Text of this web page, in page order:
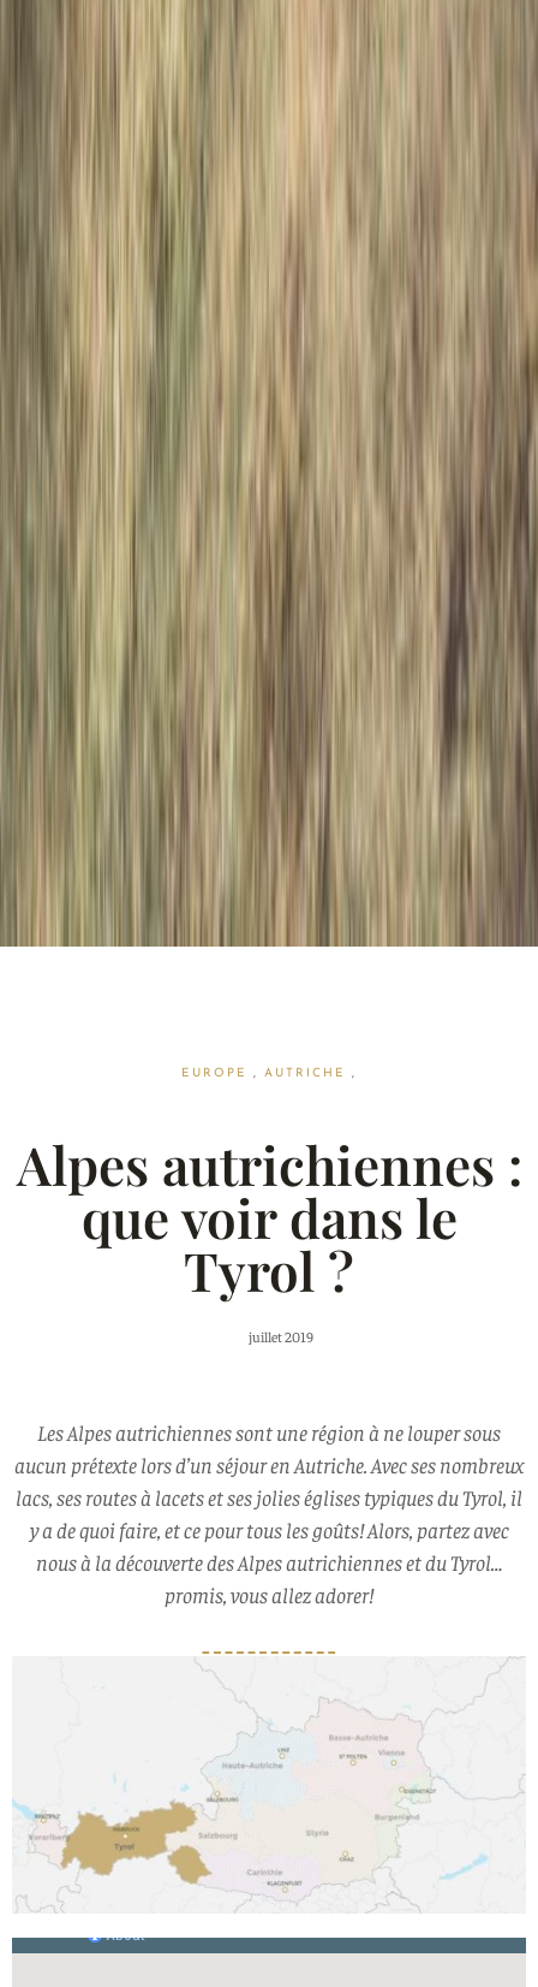
EUROPE , AUTRICHE ,
Alpes autrichiennes :
que voir dans le
Tyrol ?
juillet 2019
Les Alpes autrichiennes sont une région à ne louper sous
aucun prétexte lors d’un séjour en Autriche. Avec ses nombreux
lacs, ses routes à lacets et ses jolies églises typiques du Tyrol, il
y a de quoi faire, et ce pour tous les goûts! Alors, partez avec
nous à la découverte des Alpes autrichiennes et du Tyrol…
promis, vous allez adorer!